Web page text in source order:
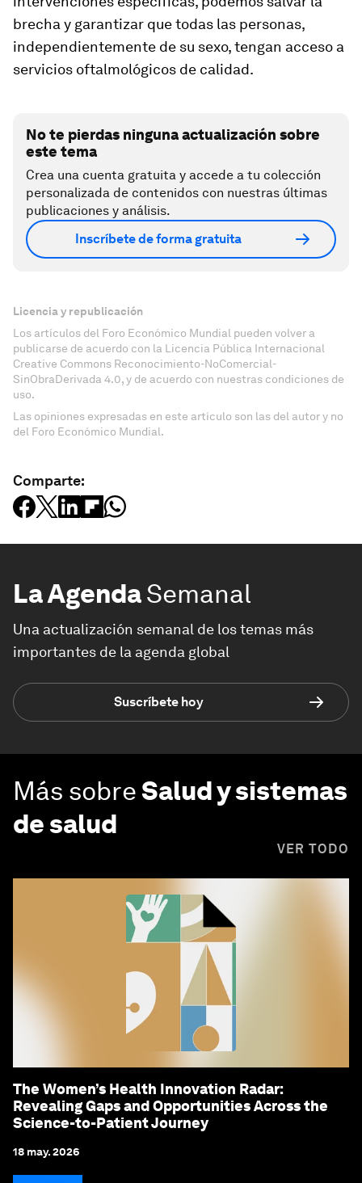
brecha y garantizar que todas las personas,
independientemente de su sexo, tengan acceso a
servicios oftalmológicos de calidad.
No te pierdas ninguna actualización sobre
este tema
Crea una cuenta gratuita y accede a tu colección
personalizada de contenidos con nuestras últimas
publicaciones y análisis.
Inscríbete de forma gratuita
Licencia y republicación
Los artículos del Foro Económico Mundial pueden volver a
publicarse de acuerdo con la Licencia Pública Internacional
Creative Commons Reconocimiento-NoComercial-
SinObraDerivada 4.0, y de acuerdo con nuestras condiciones de
uso.
Las opiniones expresadas en este artículo son las del autor y no
del Foro Económico Mundial.
Comparte:
La AgendaSemanal
Una actualización semanal de los temas más
importantes de la agenda global
Suscríbete hoy
Más sobreSalud y sistemas
de salud
VER TODO
The Women’s Health Innovation Radar:
Revealing Gaps and Opportunities Across the
Science-to-Patient Journey
18 may. 2026